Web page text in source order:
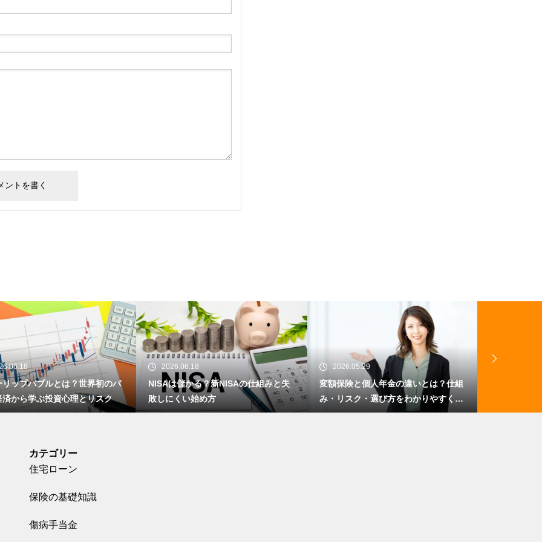
リップバブルとは？世界初のバ
済から学ぶ投資心理とリスク
2026.06.18
NISAは儲かる？新NISAの仕組みと失
敗しにくい始め方
2026.05.29
変額保険と個人年金の違いとは？仕組
み・リスク・選び方をわかりやすく解
説
カテゴリー
住宅ローン
保険の基礎知識
傷病手当金